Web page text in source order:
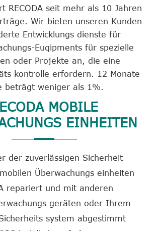
RECODA seit mehr als 10 Jahren
Wir bieten unseren Kunden
Entwicklungs dienste für
Euqipments für spezielle
oder Projekte an, die eine
kontrolle erfordern. 12 Monate
beträgt weniger als 1%.
MOBILE
EINHEITEN
der zuverlässigen Sicherheit
Überwachungs einheiten
repariert und mit anderen
geräten oder Ihrem
system abgestimmt